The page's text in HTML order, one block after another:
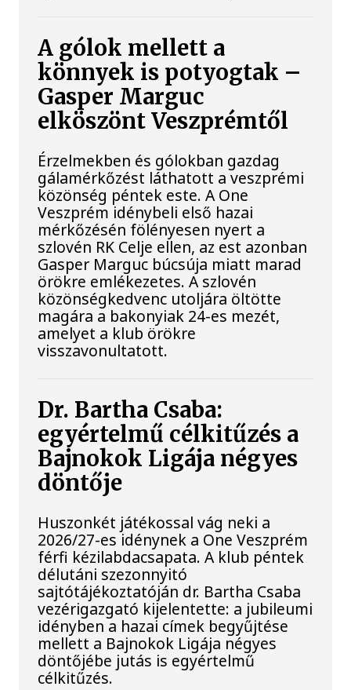
A gólok mellett a
könnyek is potyogtak –
Gasper Marguc
elköszönt Veszprémtől
Érzelmekben és gólokban gazdag
gálamérkőzést láthatott a veszprémi
közönség péntek este. A One
Veszprém idénybeli első hazai
mérkőzésén fölényesen nyert a
szlovén RK Celje ellen, az est azonban
Gasper Marguc búcsúja miatt marad
örökre emlékezetes. A szlovén
közönségkedvenc utoljára öltötte
magára a bakonyiak 24-es mezét,
amelyet a klub örökre
visszavonultatott.
Dr. Bartha Csaba:
egyértelmű célkitűzés a
Bajnokok Ligája négyes
döntője
Huszonkét játékossal vág neki a
2026/27-es idénynek a One Veszprém
férfi kézilabdacsapata. A klub péntek
délutáni szezonnyitó
sajtótájékoztatóján dr. Bartha Csaba
vezérigazgató kijelentette: a jubileumi
idényben a hazai címek begyűjtése
mellett a Bajnokok Ligája négyes
döntőjébe jutás is egyértelmű
célkitűzés.